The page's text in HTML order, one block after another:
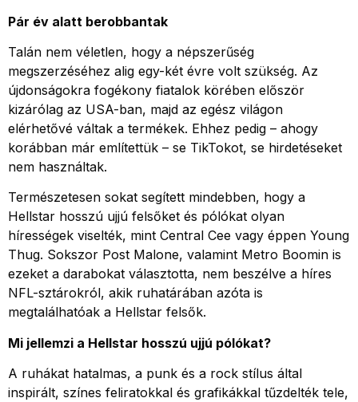
Pár év alatt berobbantak
Talán nem véletlen, hogy a népszerűség
megszerzéséhez alig egy-két évre volt szükség. Az
újdonságokra fogékony fiatalok körében először
kizárólag az USA-ban, majd az egész világon
elérhetővé váltak a termékek. Ehhez pedig – ahogy
korábban már említettük – se TikTokot, se hirdetéseket
nem használtak.
Természetesen sokat segített mindebben, hogy a
Hellstar hosszú ujjú felsőket és pólókat olyan
hírességek viselték, mint Central Cee vagy éppen Young
Thug. Sokszor Post Malone, valamint Metro Boomin is
ezeket a darabokat választotta, nem beszélve a híres
NFL-sztárokról, akik ruhatárában azóta is
megtalálhatóak a Hellstar felsők.
Mi jellemzi a Hellstar hosszú ujjú pólókat?
A ruhákat hatalmas, a punk és a rock stílus által
inspirált, színes feliratokkal és grafikákkal tűzdelték tele,